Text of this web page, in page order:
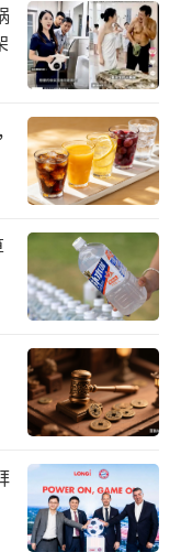
为有望为石药
注入新的驱动
为信达生物总
向媒体证实：
休。
重要的成绩，
业超过30年，
领域全球知名
菲、阿斯利康
际著名科研机
拥有丰富的工
曾报道，刘勇